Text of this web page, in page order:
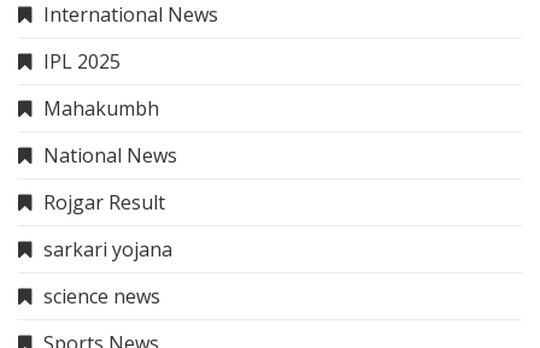
International News
IPL 2025
Mahakumbh
National News
Rojgar Result
sarkari yojana
science news